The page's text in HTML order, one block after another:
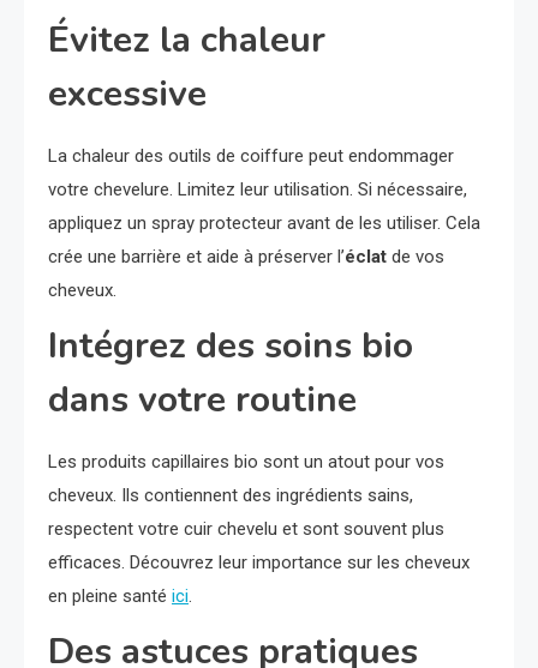
Évitez la chaleur
excessive
La chaleur des outils de coiffure peut endommager
votre chevelure. Limitez leur utilisation. Si nécessaire,
appliquez un spray protecteur avant de les utiliser. Cela
crée une barrière et aide à préserver l’éclat de vos
cheveux.
Intégrez des soins bio
dans votre routine
Les produits capillaires bio sont un atout pour vos
cheveux. Ils contiennent des ingrédients sains,
respectent votre cuir chevelu et sont souvent plus
efficaces. Découvrez leur importance sur les cheveux
en pleine santé ici
Des astuces pratiques